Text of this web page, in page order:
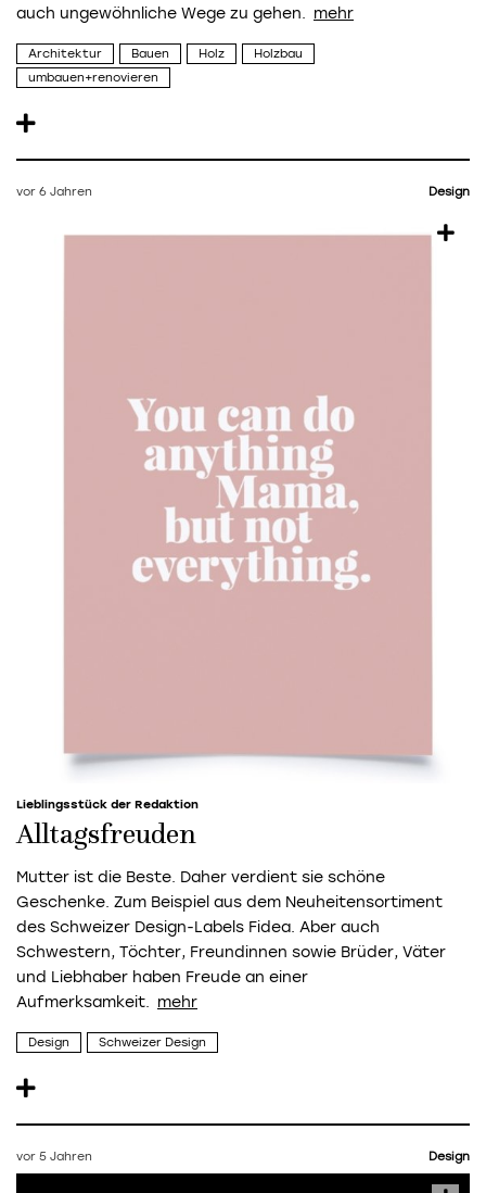
auch ungewöhnliche Wege zu gehen.
Architektur Bauen Holz
Holzbau
umbauen+renovieren
vor 6 Jahren Design
Lieblingsstück der Redaktion
Alltagsfreuden
Mutter ist die Beste. Daher verdient sie schöne
Geschenke. Zum Beispiel aus dem Neuheitensortiment
des Schweizer Design-Labels Fidea. Aber auch
Schwestern, Töchter, Freundinnen sowie Brüder, Väter
und Liebhaber haben Freude an einer
Aufmerksamkeit.
Design Schweizer Design
vor 5 Jahren Design